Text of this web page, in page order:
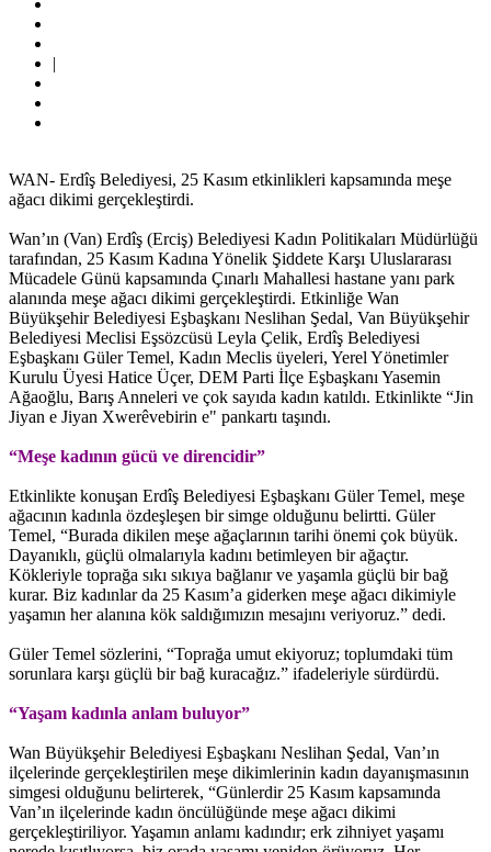
|
WAN- Erdîş Belediyesi, 25 Kasım etkinlikleri kapsamında meşe
ağacı dikimi gerçekleştirdi.
Wan’ın (Van) Erdîş (Erciş) Belediyesi Kadın Politikaları Müdürlüğü
tarafından, 25 Kasım Kadına Yönelik Şiddete Karşı Uluslararası
Mücadele Günü kapsamında Çınarlı Mahallesi hastane yanı park
alanında meşe ağacı dikimi gerçekleştirdi. Etkinliğe Wan
Büyükşehir Belediyesi Eşbaşkanı Neslihan Şedal, Van Büyükşehir
Belediyesi Meclisi Eşsözcüsü Leyla Çelik, Erdîş Belediyesi
Eşbaşkanı Güler Temel, Kadın Meclis üyeleri, Yerel Yönetimler
Kurulu Üyesi Hatice Üçer, DEM Parti İlçe Eşbaşkanı Yasemin
Ağaoğlu, Barış Anneleri ve çok sayıda kadın katıldı. Etkinlikte “Jin
Jiyan e Jiyan Xwerêvebirin e" pankartı taşındı.
“Meşe kadının gücü ve direncidir”
Etkinlikte konuşan Erdîş Belediyesi Eşbaşkanı Güler Temel, meşe
ağacının kadınla özdeşleşen bir simge olduğunu belirtti. Güler
Temel, “Burada dikilen meşe ağaçlarının tarihi önemi çok büyük.
Dayanıklı, güçlü olmalarıyla kadını betimleyen bir ağaçtır.
Kökleriyle toprağa sıkı sıkıya bağlanır ve yaşamla güçlü bir bağ
kurar. Biz kadınlar da 25 Kasım’a giderken meşe ağacı dikimiyle
yaşamın her alanına kök saldığımızın mesajını veriyoruz.” dedi.
Güler Temel sözlerini, “Toprağa umut ekiyoruz; toplumdaki tüm
sorunlara karşı güçlü bir bağ kuracağız.” ifadeleriyle sürdürdü.
“Yaşam kadınla anlam buluyor”
Wan Büyükşehir Belediyesi Eşbaşkanı Neslihan Şedal, Van’ın
ilçelerinde gerçekleştirilen meşe dikimlerinin kadın dayanışmasının
simgesi olduğunu belirterek, “Günlerdir 25 Kasım kapsamında
Van’ın ilçelerinde kadın öncülüğünde meşe ağacı dikimi
gerçekleştiriliyor. Yaşamın anlamı kadındır; erk zihniyet yaşamı